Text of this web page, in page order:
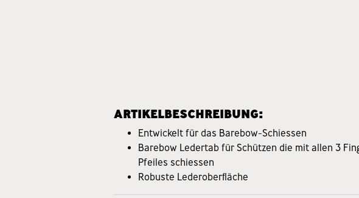
ARTIKELBESCHREIBUNG:
Entwickelt für das Barebow-Schiessen
Barebow Ledertab für Schützen die mit allen 3
Pfeiles schiessen
Robuste Lederoberfläche